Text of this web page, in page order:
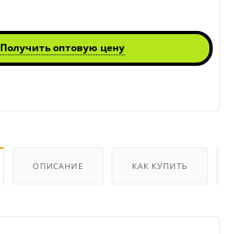
Получить оптовую цену
ОПИСАНИЕ КАК КУПИТЬ